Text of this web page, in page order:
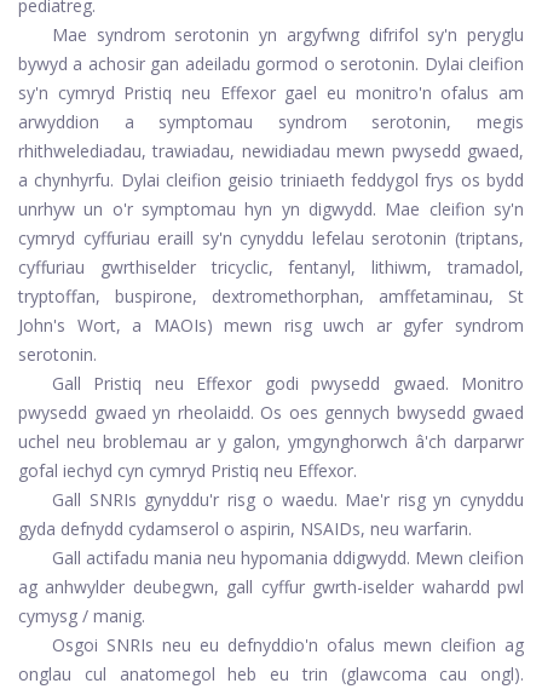
pediatreg.
Mae syndrom serotonin yn argyfwng difrifol sy'n peryglu
bywyd a achosir gan adeiladu gormod o serotonin. Dylai cleifion
sy'n cymryd Pristiq neu Effexor gael eu monitro'n ofalus am
arwyddion a symptomau syndrom serotonin, megis
rhithwelediadau, trawiadau, newidiadau mewn pwysedd gwaed,
a chynhyrfu. Dylai cleifion geisio triniaeth feddygol frys os bydd
unrhyw un o'r symptomau hyn yn digwydd. Mae cleifion sy'n
cymryd cyffuriau eraill sy'n cynyddu lefelau serotonin (triptans,
cyffuriau gwrthiselder tricyclic, fentanyl, lithiwm, tramadol,
tryptoffan, buspirone, dextromethorphan, amffetaminau, St
John's Wort, a MAOIs) mewn risg uwch ar gyfer syndrom
serotonin.
Gall Pristiq neu Effexor godi pwysedd gwaed. Monitro
pwysedd gwaed yn rheolaidd. Os oes gennych bwysedd gwaed
uchel neu broblemau ar y galon, ymgynghorwch â'ch darparwr
gofal iechyd cyn cymryd Pristiq neu Effexor.
Gall SNRIs gynyddu'r risg o waedu. Mae'r risg yn cynyddu
gyda defnydd cydamserol o aspirin, NSAIDs, neu warfarin.
Gall actifadu mania neu hypomania ddigwydd. Mewn cleifion
ag anhwylder deubegwn, gall cyffur gwrth-iselder wahardd pwl
cymysg / manig.
Osgoi SNRIs neu eu defnyddio'n ofalus mewn cleifion ag
onglau cul anatomegol heb eu trin (glawcoma cau ongl).